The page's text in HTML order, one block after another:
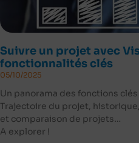
Suivre un projet avec
fonctionnalités clés
05/10/2025
Un panorama des fonctions
Trajectoire du projet,
et comparaison de projets…
A explorer !